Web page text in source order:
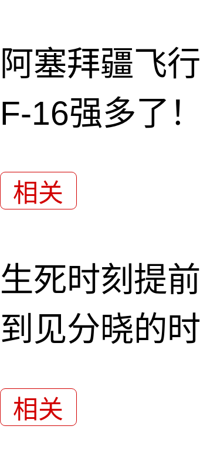
阿塞拜疆飞
F-16强多了！
相关
生死时刻提
到见分晓的时
相关